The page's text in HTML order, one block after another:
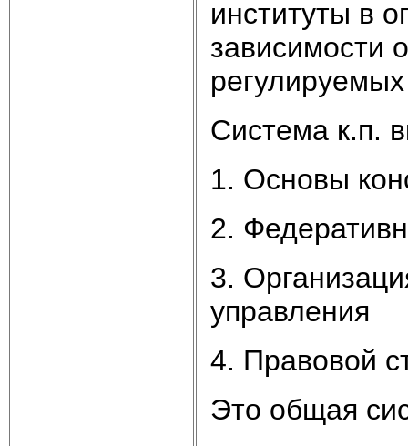
институты в
зависимости
Система к.п.
1. Основы
2.
3.
управления
4. Правовой
Это общая